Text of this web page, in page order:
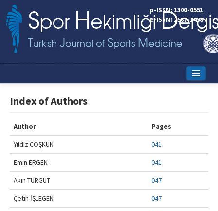
p-ISSN: 1300-0551
e-ISSN: 2587-1498
Online First
Aims and Scope
Editorial Board
Copyright Transfer Form
Index of Authors
Author Pages
Yıldız COŞKUN 041
Emin ERGEN 041
Akın TURGUT 047
Çetin İŞLEGEN 047